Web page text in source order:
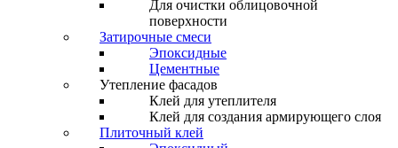
Для очистки облицовочной
поверхности
Затирочные смеси
Эпоксидные
Цементные
Утепление фасадов
Клей для утеплителя
Клей для создания армирующего слоя
Плиточный клей